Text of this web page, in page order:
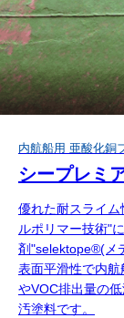
内航船用 亜酸化銅
シープレミ
優れた耐スライ
ルポリマー技術"
剤"selektope®(メ
表面平滑性で内
やVOC排出量の
汚塗料です。